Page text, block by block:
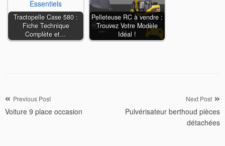
Tractopelle Case 580 :
Fiche Technique
Complète et…
Pelleteuse RC à vendre :
Trouvez Votre Modèle
Idéal !
Navigation
de
Previous Post
Voiture 9 place occasion
Next Post
Pulvérisateur berthoud pièces
détachées